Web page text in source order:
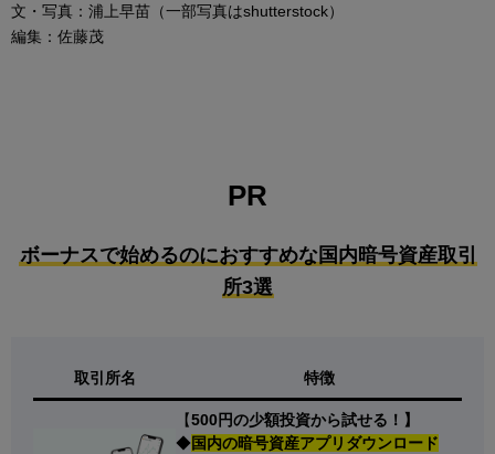
文・写真：浦上早苗（一部写真はshutterstock）
編集：佐藤茂
PR
ボーナスで始めるのにおすすめな国内暗号資産取引
所3選
取引所名 特徴
【500円の少額投資から試せる！】
◆国内の暗号資産アプリダウンロード